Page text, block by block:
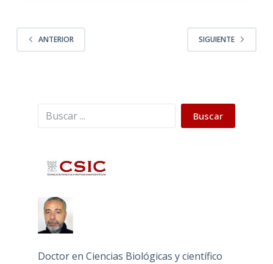
ANTERIOR SIGUIENTE
Buscar Buscar
Doctor en Ciencias Biológicas y científico